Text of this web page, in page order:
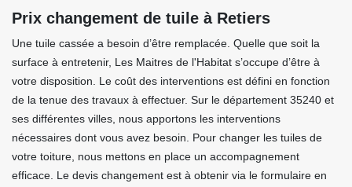
Prix changement de tuile à Retiers
Une tuile cassée a besoin d’être remplacée. Quelle que soit la
surface à entretenir, Les Maitres de l'Habitat s’occupe d’être à
votre disposition. Le coût des interventions est défini en fonction
de la tenue des travaux à effectuer. Sur le département 35240 et
ses différentes villes, nous apportons les interventions
nécessaires dont vous avez besoin. Pour changer les tuiles de
votre toiture, nous mettons en place un accompagnement
efficace. Le devis changement est à obtenir via le formulaire en